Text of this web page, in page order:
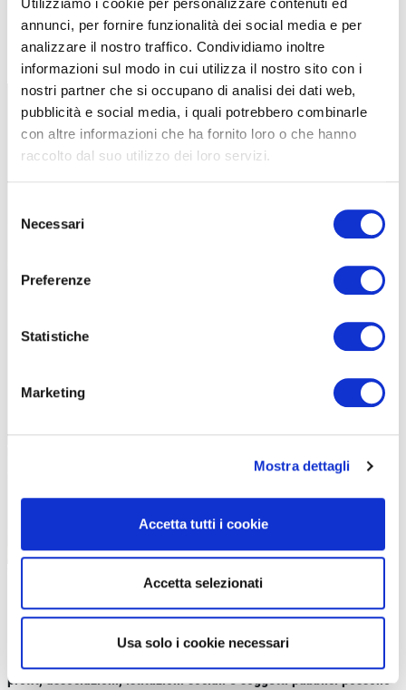
Utilizziamo i cookie per personalizzare contenuti ed
annunci, per fornire funzionalità dei social media e per
analizzare il nostro traffico. Condividiamo inoltre
informazioni sul modo in cui utilizza il nostro sito con i
nostri partner che si occupano di analisi dei dati web,
pubblicità e social media, i quali potrebbero combinarle
con altre informazioni che ha fornito loro o che hanno
raccolto dal suo utilizzo dei loro servizi.
delNecessari
Preferenze
Statistiche
Marketing
Mostra dettagli
Accetta tutti i cookie
Accetta selezionati
Usa solo i cookie necessari
attenzione alle esigenze reali degli utenti. Donarla significa mettere
nelle mani delle organizzazioni uno strumento concreto, pronto
all’uso e adattabile a molteplici scenari.
COME PARTECIPARE ALLA SELEZIONE
profit, associazioni, istituzioni sociali e soggetti pubblici possono